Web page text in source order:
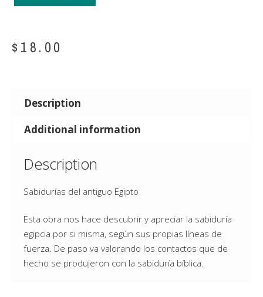
$ 18.00
Description
Additional information
Description
Sabidurías del antiguo Egipto
Esta obra nos hace descubrir y apreciar la sabiduría
egipcia por si misma, según sus propias líneas de
fuerza. De paso va valorando los contactos que de
hecho se produjeron con la sabiduría bíblica.